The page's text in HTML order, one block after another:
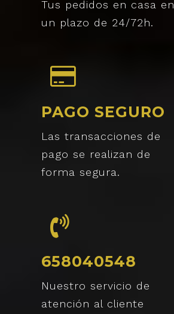
Tus pedidos en casa en
un plazo de 24/72h.
PAGO SEGURO
Las transacciones de
pago se realizan de
forma segura.
658040548
Nuestro servicio de
atención al cliente